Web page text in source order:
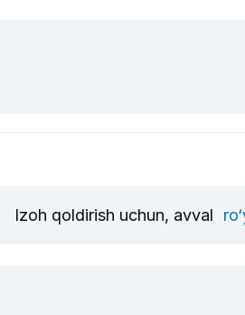
Izoh qoldirish uchun, avval